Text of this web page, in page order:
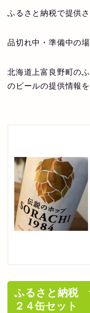
ふるさと納税で提供
品切れ中・準備中の
北海道上富良野町の
のビールの提供情報
ふるさと納税
２４缶セット